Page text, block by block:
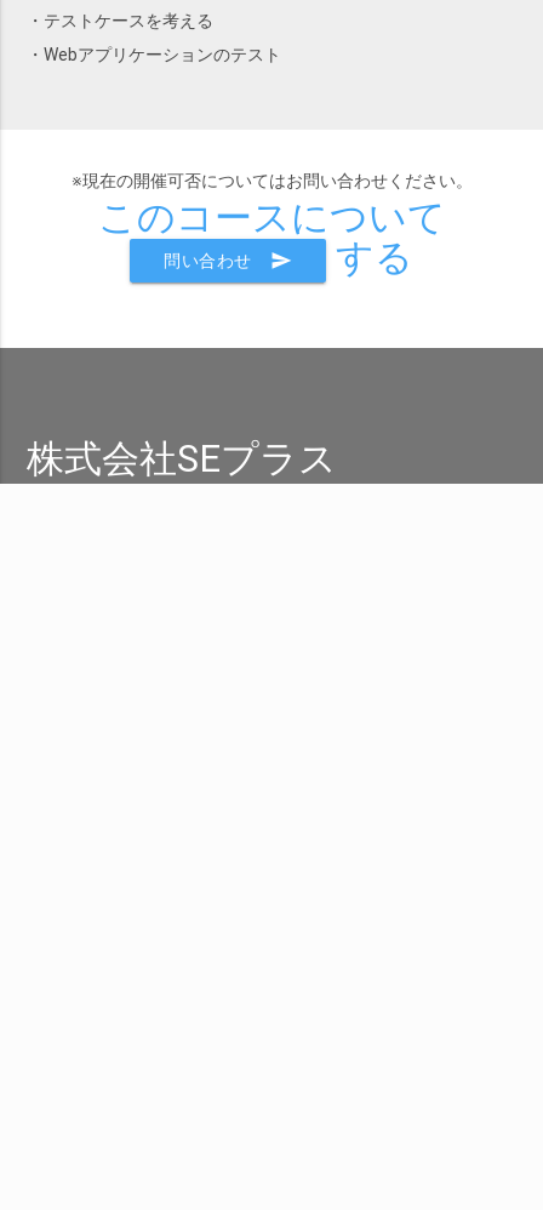
・テストケースを考える
・Webアプリケーションのテスト
※現在の開催可否についてはお問い合わせください。
このコースについて
問い合わせ send する
株式会社SEプラス